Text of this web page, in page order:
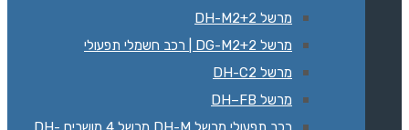
מרשל DH-M2+2‏
מרשל 2+DG-M2 | רכב חשמלי תפעולי
מרשל DH-C2
מרשל DH–FB